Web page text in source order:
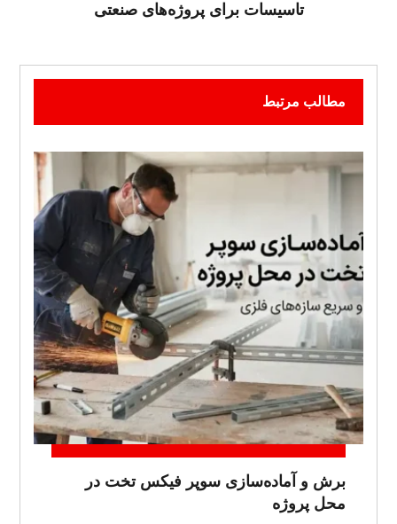
تاسیسات برای پروژه‌های صنعتی
مطالب مرتبط
برش و آماده‌سازی سوپر فیکس تخت در
محل پروژه